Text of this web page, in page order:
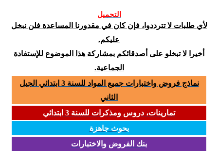
التحميل
لأي طلبات لا تترددوا، فإن كان في مقدورنا المساعدة فلن نبخل
عليكم.
أخيرا لا تبخلو على أصدقائكم بمشاركة هذا الموضوع للإستفادة
الجماعية.
نماذج فروض واختبارات جميع المواد للسنة 3 ابتدائي الجيل
الثاني
تمارينات، دروس ومذكرات للسنة 3 ابتدائي
بحوث جاهزة
بنك الفروض والاختبارات